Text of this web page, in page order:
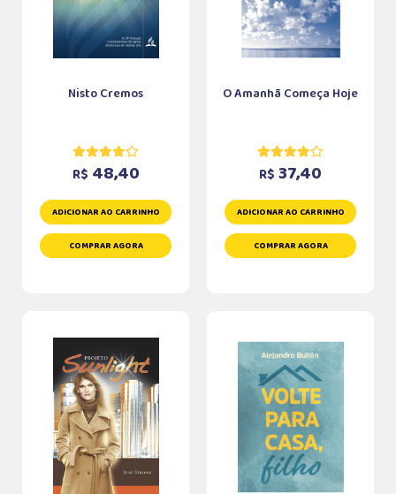
Nisto Cremos
R$ 48,40
ADICIONAR AO CARRINHO
COMPRAR AGORA
O Amanhã Começa Hoje
R$ 37,40
ADICIONAR AO CARRINHO
COMPRAR AGORA